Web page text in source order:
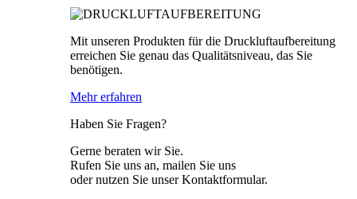
Mit unseren Produkten für die Druckluftaufbereitung
erreichen Sie genau das Qualitätsniveau, das Sie
benötigen.
Mehr erfahren
Haben Sie Fragen?
Gerne beraten wir Sie.
Rufen Sie uns an, mailen Sie uns
oder nutzen Sie unser Kontaktformular.